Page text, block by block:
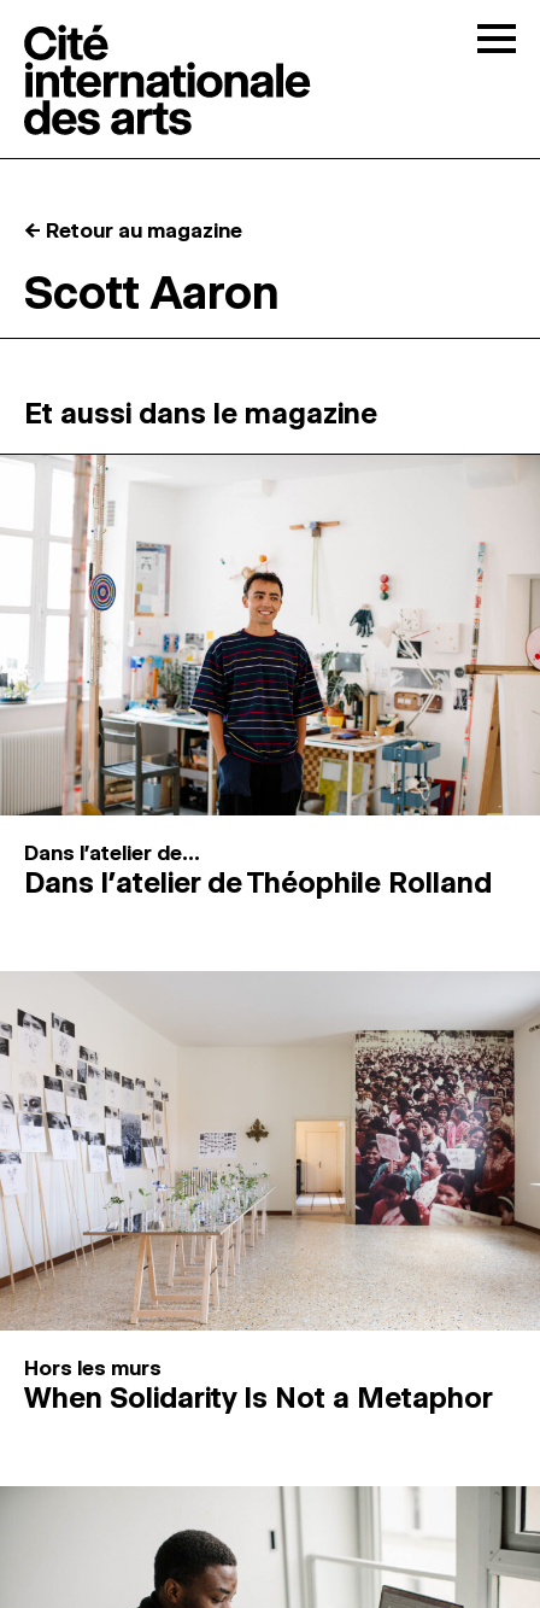
RÉSIDENCES ↓
ATELIERS OUVERTS
PROGRAMMATION
MAGAZINE
ESPACES DE PRATIQUE ARTISTIQUE ↓
Recherche
Connexion
← Retour au magazine
Scott Aaron
Et aussi dans le magazine
Dans l'atelier de...
Dans l’atelier de Théophile Rolland
Hors les murs
When Solidarity Is Not a Metaphor